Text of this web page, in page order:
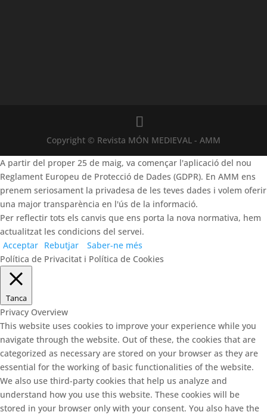
Copyright © Revista MÓN MEDIEVAL - AMM
A partir del proper 25 de maig, va començar l'aplicació del nou
Reglament Europeu de Protecció de Dades (GDPR). En AMM ens
prenem seriosament la privadesa de les teves dades i volem oferir
una major transparència en l'ús de la informació.
Per reflectir tots els canvis que ens porta la nova normativa, hem
actualitzat les condicions del servei.
Acceptar Rebutjar
Saber-ne més
Política de Privacitat i Política de Cookies
Tanca
Privacy Overview
This website uses cookies to improve your experience while you
navigate through the website. Out of these, the cookies that are
categorized as necessary are stored on your browser as they are
essential for the working of basic functionalities of the website.
We also use third-party cookies that help us analyze and
understand how you use this website. These cookies will be
stored in your browser only with your consent. You also have the